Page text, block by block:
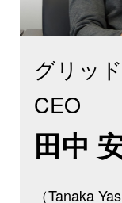
グリッド
CEO
田中
（Tanaka